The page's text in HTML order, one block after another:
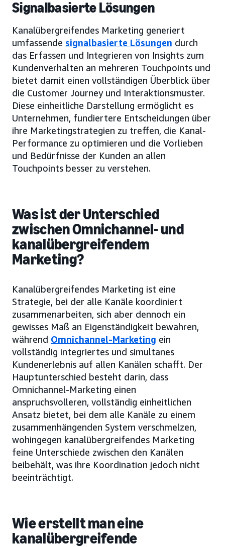
Signalbasierte Lösungen
Kanalübergreifendes Marketing generiert
umfassende signalbasierte Lösungen durch
das Erfassen und Integrieren von Insights zum
Kundenverhalten an mehreren Touchpoints und
bietet damit einen vollständigen Überblick über
die Customer Journey und Interaktionsmuster.
Diese einheitliche Darstellung ermöglicht es
Unternehmen, fundiertere Entscheidungen über
ihre Marketingstrategien zu treffen, die Kanal-
Performance zu optimieren und die Vorlieben
und Bedürfnisse der Kunden an allen
Touchpoints besser zu verstehen.
Was ist der Unterschied
zwischen Omnichannel- und
kanalübergreifendem
Marketing?
Kanalübergreifendes Marketing ist eine
Strategie, bei der alle Kanäle koordiniert
zusammenarbeiten, sich aber dennoch ein
gewisses Maß an Eigenständigkeit bewahren,
während Omnichannel-Marketing ein
vollständig integriertes und simultanes
Kundenerlebnis auf allen Kanälen schafft. Der
Hauptunterschied besteht darin, dass
Omnichannel-Marketing einen
anspruchsvolleren, vollständig einheitlichen
Ansatz bietet, bei dem alle Kanäle zu einem
zusammenhängenden System verschmelzen,
wohingegen kanalübergreifendes Marketing
feine Unterschiede zwischen den Kanälen
beibehält, was ihre Koordination jedoch nicht
beeinträchtigt.
Wie erstellt man eine
kanalübergreifende